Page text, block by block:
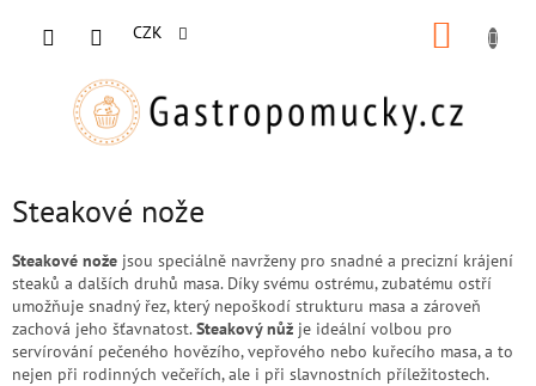
CZK
Steakové nože
Steakové nože jsou speciálně navrženy pro snadné a precizní krájení
steaků a dalších druhů masa. Díky svému ostrému, zubatému ostří
umožňuje snadný řez, který nepoškodí strukturu masa a zároveň
zachová jeho šťavnatost.Steakový nůž je ideální volbou pro
servírování pečeného hovězího, vepřového nebo kuřecího masa, a to
nejen při rodinných večeřích, ale i při slavnostních příležitostech.